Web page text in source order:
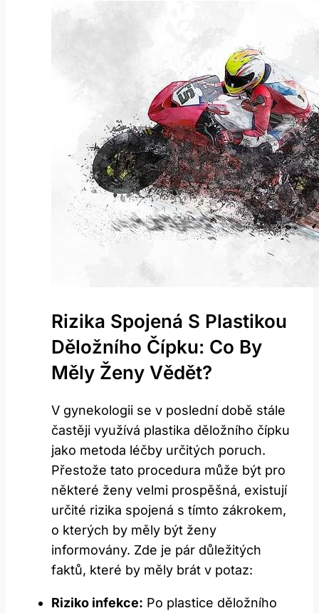
Rizika Spojená S Plastikou
Děložního Čípku: Co By
Měly Ženy Vědět?
V gynekologii se v poslední době stále
častěji využívá plastika děložního čípku
jako metoda léčby určitých poruch.
Přestože tato procedura může být pro
některé ženy velmi prospěšná, existují
určité rizika spojená s tímto zákrokem,
o kterých by měly být ženy
informovány. Zde je pár důležitých
faktů, které by měly brát v potaz:
Riziko infekce: Po plastice děložního